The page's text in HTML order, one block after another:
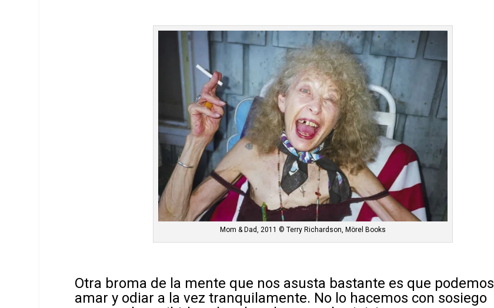
Mom & Dad, 2011 © Terry Richardson, Mörel Books
Otra broma de la mente que nos asusta bastante es que podemos
amar y odiar a la vez tranquilamente. No lo hacemos con sosiego